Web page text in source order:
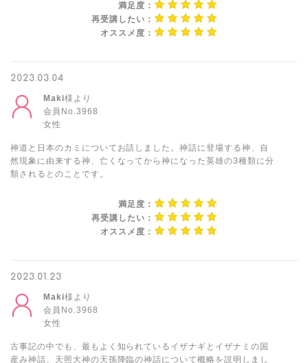
満足度：
再受講したい：
オススメ度：
2023.03.04
Maki様より
会員No.3968
女性
神道と日本のカミについてお話しました。神話に登場する神、自
然現象に由来する神、亡くなってから神になった英雄の3種類に分
類されるとのことです。
満足度：
再受講したい：
オススメ度：
2023.01.23
Maki様より
会員No.3968
女性
古事記の中でも、最もよく知られているイザナギとイザナミの国
産み神話、天照大神の天孫降臨の神話について概略を説明しまし